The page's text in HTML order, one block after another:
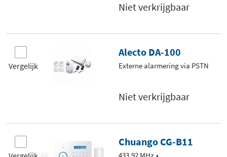
Niet verkrijgbaar
Vergelijk
Alecto DA-100
Externe alarmering via PSTN
Niet verkrijgbaar
Chuango CG-B11